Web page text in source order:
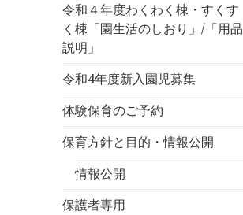
令和４年度わくわく棟・すくす
く棟「園生活のしおり」/「用品
説明」
令和4年度新入園児募集
体験保育のご予約
保育方針と目的・情報公開
情報公開
保護者専用